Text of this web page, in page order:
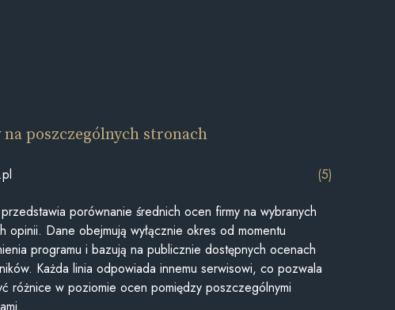
na poszczególnych stronach
(5)
porównanie średnich ocen firmy na wybranych
opinii. Dane obejmują wyłącznie okres od momentu
programu i bazują na publicznie dostępnych ocenach
Każda linia odpowiada innemu serwisowi, co pozwala
różnice w poziomie ocen pomiędzy poszczególnymi